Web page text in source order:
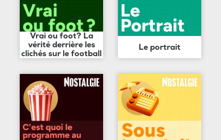
Vrai ou foot? La
vérité derrière les
clichés sur le football
Le portrait